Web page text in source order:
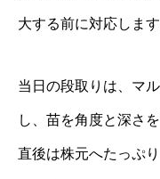
大する前に対応します
当日の段取りは、マ
し、苗を角度と深さ
直後は株元へたっぷ